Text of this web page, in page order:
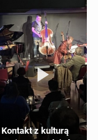
Kontakt z kulturą